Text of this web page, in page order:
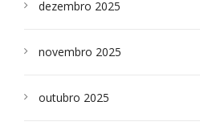
dezembro 2025
novembro 2025
outubro 2025